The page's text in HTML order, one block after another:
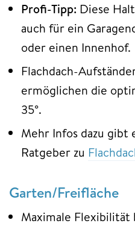
Profi-Tipp: Diese
auch für ein
oder einen Innenhof.
Flachdach-
ermöglichen die
35°.
Mehr Infos dazu gibt
Ratgeber zu
Garten/Freifläche
Maximale